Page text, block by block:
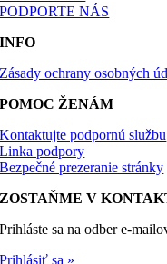
PODPORTE NÁS
INFO
Zásady ochrany osobných
POMOC ŽENÁM
Kontaktujte podpornú službu
Linka podpory
Bezpečné prezeranie stránky
ZOSTAŇME V
Prihláste sa na odber e-
Prihlásiť sa »